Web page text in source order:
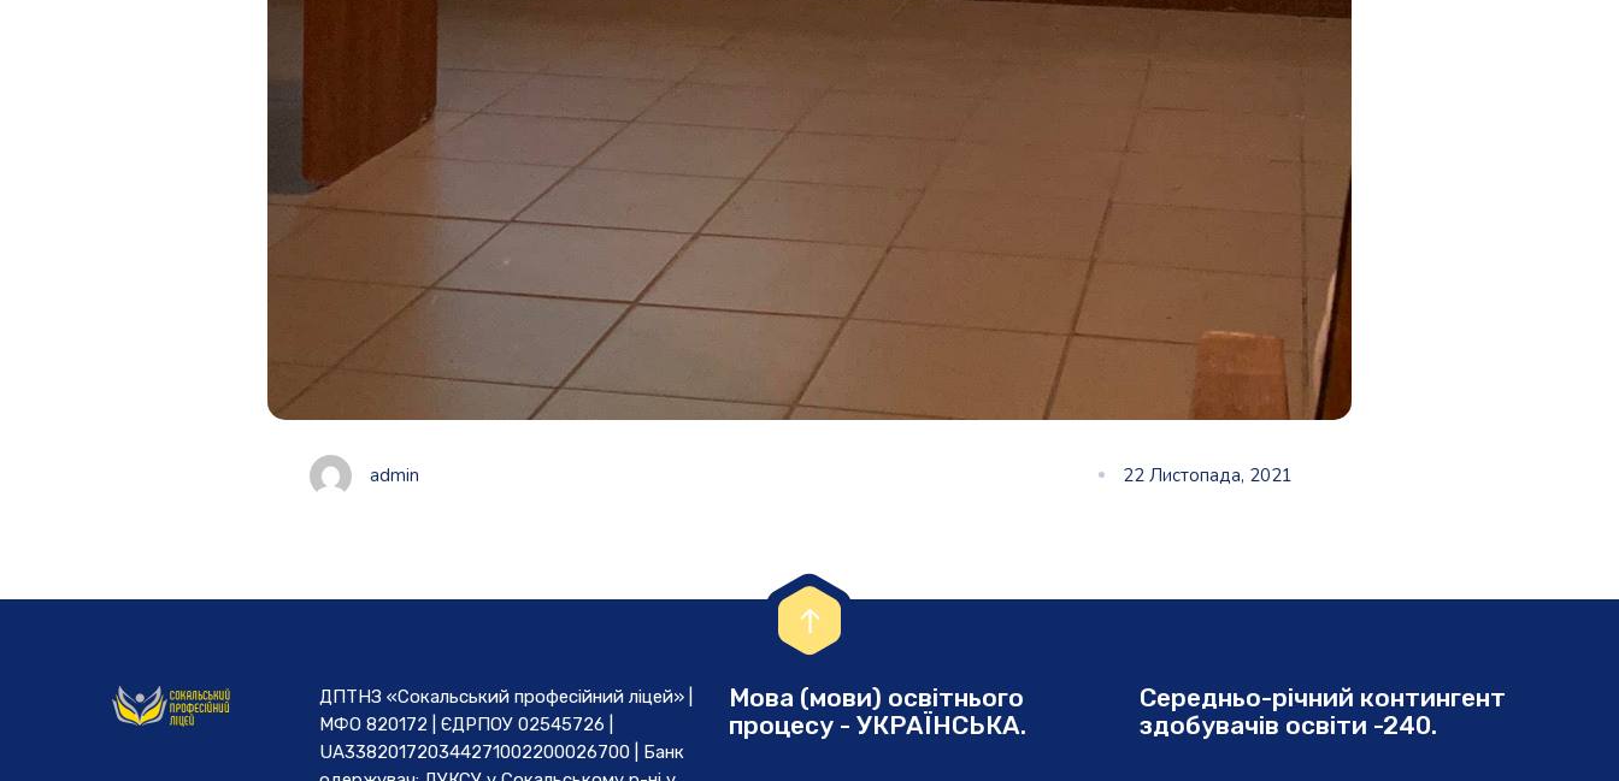
admin 22 Листопада, 2021
ДПТНЗ «Сокальський професійний ліцей» |
МФО 820172 | ЄДРПОУ 02545726 |
UA338201720344271002200026700 | Банк
Мова (мови) освітнього
процесу - УКРАЇНСЬКА.
Середньо-річний контингент
здобувачів освіти -240.